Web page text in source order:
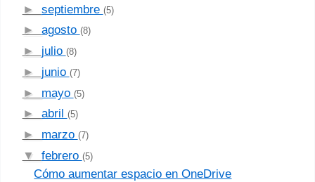
► septiembre (5)
► agosto (8)
► julio (8)
► junio (7)
► mayo (5)
► abril (5)
► marzo (7)
▼ febrero (5)
Cómo aumentar espacio en OneDrive